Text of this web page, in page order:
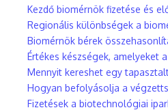
Kezdő biomérnök fizetése és
Regionális különbségek a
Biomérnök bérek
Értékes készségek, amelyeket
Mennyit kereshet egy
Hogyan befolyásolja a
Fizetések a biotechnológiai